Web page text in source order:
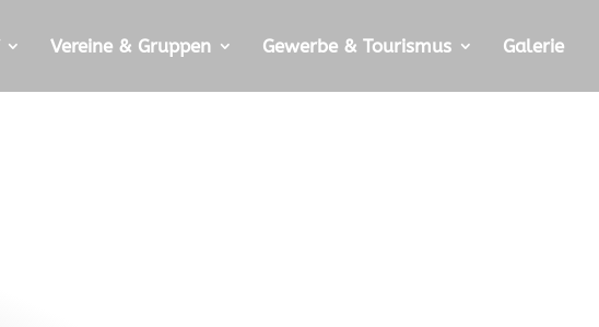
Vereine & Gruppen Gewerbe & Tourismus Galerie